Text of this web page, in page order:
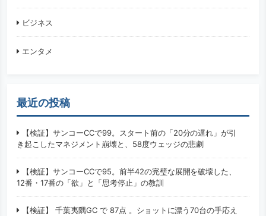
ビジネス
エンタメ
最近の投稿
【検証】サンコーCCで99。スタート前の「20分の遅れ」が引
き起こしたマネジメント崩壊と、58度ウェッジの悲劇
【検証】サンコーCCで95。前半42の完璧な展開を破壊した、
12番・17番の「欲」と「思考停止」の教訓
【検証】 千葉夷隅GC で 87点 。ショットに漂う70台の手応え